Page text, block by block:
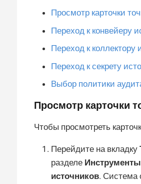
Просмотр карточки
Переход к конвейеру
Переход к коллектору
Переход к секрету
Выбор политики
Просмотр карточки
Чтобы просмотреть
Перейдите на вкладку
разделе
источников. Система